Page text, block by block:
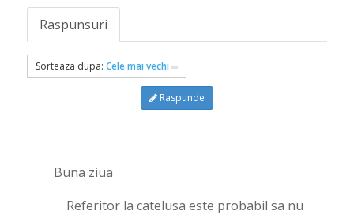
Raspunsuri
Sorteaza dupa: Cele mai vechi
Raspunde
Buna ziua
Referitor la catelusa este probabil sa nu